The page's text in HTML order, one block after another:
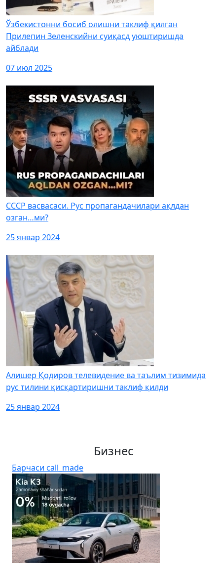
Ўзбекистонни босиб олишни таклиф қилган
Прилепин Зеленскийни суиқасд уюштиришда
айблади
07 июл 2025
СССР васвасаси. Рус пропагандачилари ақлдан
озган…ми?
25 январ 2024
Алишер Қодиров телевидение ва таълим тизимида
рус тилини қисқартиришни таклиф қилди
25 январ 2024
Бизнес
Барчаси call_made